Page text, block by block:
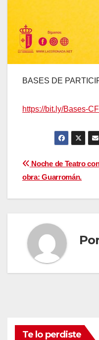
BASES DE
https://bit.ly/Bases-
de
Noche de Teatro
obra: Guarromán.
Te lo perdiste